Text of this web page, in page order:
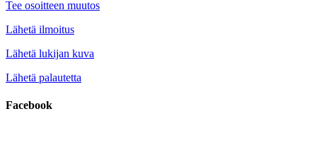
Tee osoitteen muutos
Lähetä ilmoitus
Lähetä lukijan kuva
Lähetä palautetta
Facebook